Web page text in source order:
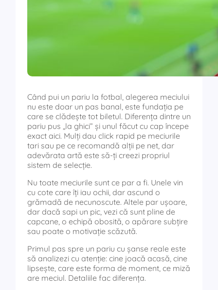
Când pui un pariu la fotbal, alegerea meciului
nu este doar un pas banal, este fundația pe
care se clădește tot biletul. Diferența dintre un
pariu pus „la ghici” și unul făcut cu cap începe
exact aici. Mulți dau click rapid pe meciurile
tari sau pe ce recomandă alții pe net, dar
adevărata artă este să-ți creezi propriul
sistem de selecție.
Nu toate meciurile sunt ce par a fi. Unele vin
cu cote care îți iau ochii, dar ascund o
grămadă de necunoscute. Altele par ușoare,
dar dacă sapi un pic, vezi că sunt pline de
capcane, o echipă obosită, o apărare subțire
sau poate o motivație scăzută.
Primul pas spre un pariu cu șanse reale este
să analizezi cu atenție: cine joacă acasă, cine
lipsește, care este forma de moment, ce miză
are meciul. Detaliile fac diferența.